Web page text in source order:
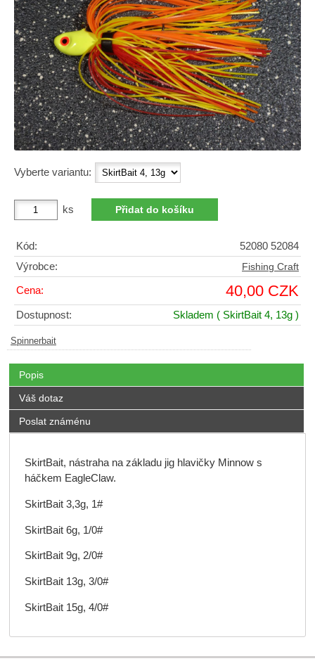
Vyberte variantu:
ks
Kód:
52080 52084
Výrobce:
Fishing Craft
Cena: 40,00 CZK
Dostupnost: Skladem ( SkirtBait 4, 13g )
Spinnerbait
Popis
Váš dotaz
Poslat známénu
SkirtBait, nástraha na základu jig hlavičky Minnow s
háčkem EagleClaw.
SkirtBait 3,3g, 1#
SkirtBait 6g, 1/0#
SkirtBait 9g, 2/0#
SkirtBait 13g, 3/0#
SkirtBait 15g, 4/0#